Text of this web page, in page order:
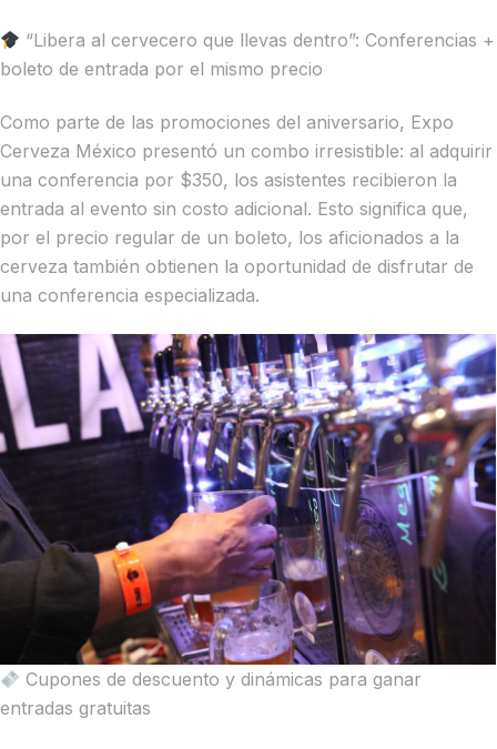
“Libera al cervecero que llevas dentro”: Conferencias +
boleto de entrada por el mismo precio
Como parte de las promociones del aniversario, Expo
Cerveza México presentó un combo irresistible: al adquirir
una conferencia por $350, los asistentes recibieron la
entrada al evento sin costo adicional. Esto significa que,
por el precio regular de un boleto, los aficionados a la
cerveza también obtienen la oportunidad de disfrutar de
una conferencia especializada.
Cupones de descuento y dinámicas para ganar
entradas gratuitas